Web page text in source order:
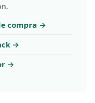
compra →
→
→